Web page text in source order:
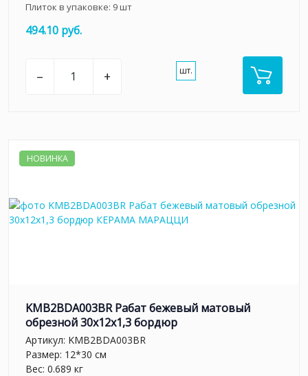
Плиток в упаковке: 9шт
494.10 руб.
– + шт.
НОВИНКА
KMB2BDA003BR Рабат бежевый матовый
обрезной 30x12x1,3 бордюр
Артикул: KMB2BDA003BR
Размер: 12*30 см
Вес: 0.689 кг